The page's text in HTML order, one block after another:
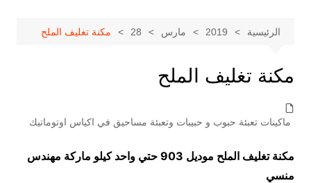
الرئيسية 2019 مارس 28 مكنة تغليف الملح
مكنة تغليف الملح
ماكينات تعبئة حبوب و حبيبات وتعبئة مساحيق في اكياس اوتوماتيك
مكنة تغليف الملح موديل 903 حتي واحد كيلو ماركة مهندس
منسي